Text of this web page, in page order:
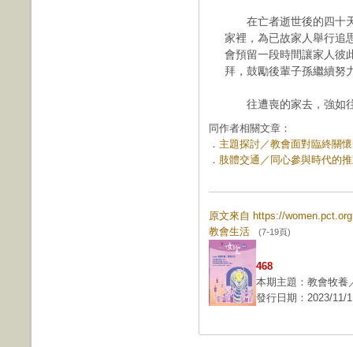
在亡者逝世後的四十天
家裡，為已故家人舉行追
會預留一段時間讓家人彼
拜，鼓勵後輩子孫繼續努
往遭喪的家去，強如往
同作者相關文章：
． 主題探討／教會面對臨終關
． 肢體交通／同心參與時代的
原文來自 https://
教會生活 (7-19頁)
468
本期主題：教會牧養
發行日期：2023/11/1